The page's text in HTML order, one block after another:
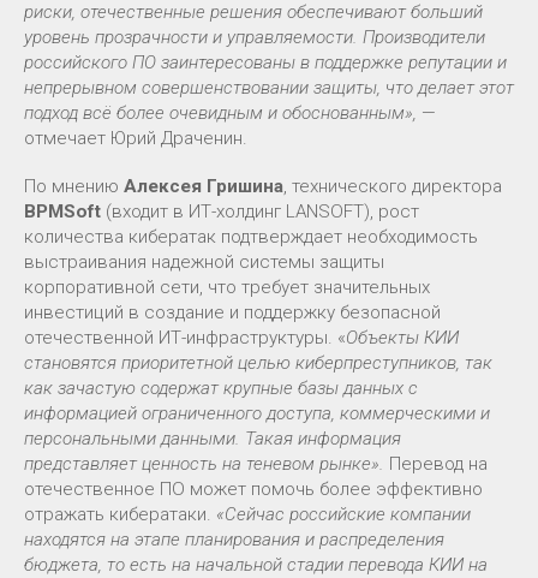
риски, отечественные решения обеспечивают больший
уровень прозрачности и управляемости. Производители
российского ПО заинтересованы в поддержке репутации и
непрерывном совершенствовании защиты, что делает этот
подход всё более очевидным и обоснованным», —
отмечает Юрий Драченин.
По мнению Алексея Гришина, технического директора
BPMSoft (входит в ИТ-холдинг LANSOFT), рост
количества кибератак подтверждает необходимость
выстраивания надежной системы защиты
корпоративной сети, что требует значительных
инвестиций в создание и поддержку безопасной
отечественной ИТ-инфраструктуры. «Объекты КИИ
становятся приоритетной целью киберпреступников, так
как зачастую содержат крупные базы данных с
информацией ограниченного доступа, коммерческими и
персональными данными. Такая информация
представляет ценность на теневом рынке». Перевод на
отечественное ПО может помочь более эффективно
отражать кибератаки. «Сейчас российские компании
находятся на этапе планирования и распределения
бюджета, то есть на начальной стадии перевода КИИ на